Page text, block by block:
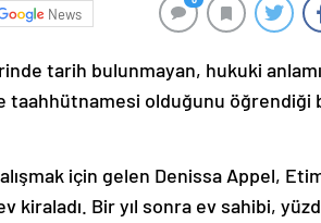
News
tarih bulunmayan, hukuki
taahhütnamesi olduğunu öğrendiği
için gelen Denissa Appel,
kiraladı. Bir yıl sonra ev sahibi,